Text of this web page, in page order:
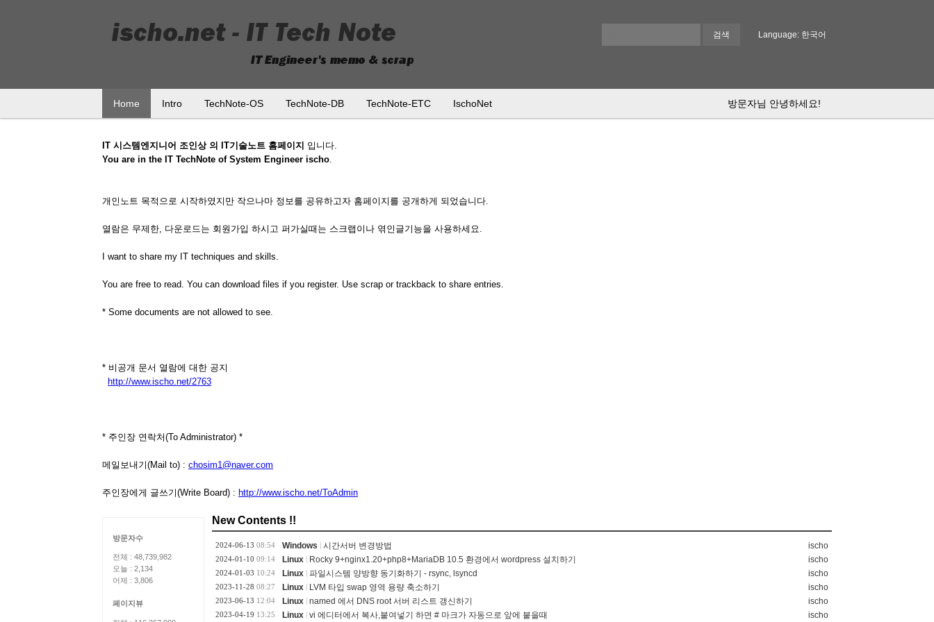
Language: 한국어
방문자님 안녕하세요!
Home Intro TechNote-OS TechNote-DB TechNote-ETC IschoNet
IT 시스템엔지니어 조인상 의 IT기술노트 홈페이지 입니다.
You are in the IT TechNote of System Engineer ischo.
개인노트 목적으로 시작하였지만 작으나마 정보를 공유하고자 홈페이지를 공개하게 되었습니다.
열람은 무제한, 다운로드는 회원가입 하시고 퍼가실때는 스크랩이나 엮인글기능을 사용하세요.
I want to share my IT techniques and skills.
You are free to read. You can download files if you register. Use scrap or trackback to share entries.
* Some documents are not allowed to see.
* 비공개 문서 열람에 대한 공지
http://www.ischo.net/2763
* 주인장 연락처(To Administrator) *
메일보내기(Mail to) : chosim1@naver.com
주인장에게 글쓰기(Write Board) : http://www.ischo.net/ToAdmin
방문자수
전체 : 48,739,982
오늘 : 2,134
어제 : 3,806
페이지뷰
New Contents !!
2024-06-13 08:54 Windows 시간서버 변경방법 ischo
2024-01-10 09:14 Linux Rocky 9+nginx1.20+php8+MariaDB 10.5 환경에서 wordpress 설치하기 ischo
2024-01-03 10:24 Linux 파일시스템 양방향 동기화하기 - rsync, lsyncd ischo
2023-11-28 08:27 Linux LVM 타입 swap 영역 용량 축소하기 ischo
2023-06-13 12:04 Linux named 에서 DNS root 서버 리스트 갱신하기 ischo
2023-04-19 13:25 Linux vi 에디터에서 복사,붙여넣기 하면 # 마크가 자동으로 앞에 붙을때 ischo